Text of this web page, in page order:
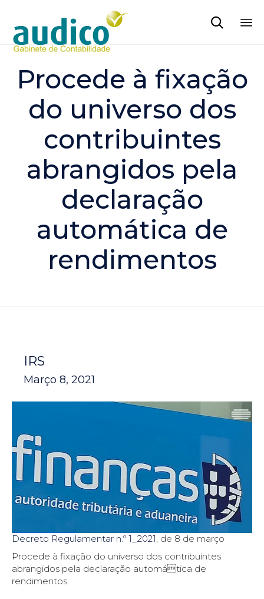

Procede à fixação
do universo dos
contribuintes
abrangidos pela
declaração
automática de
rendimentos
IRS
Março 8, 2021
Decreto Regulamentar n.º 1_2021, de 8 de março
Procede à fixação do universo dos contribuintes
abrangidos pela declaração automática de
rendimentos.